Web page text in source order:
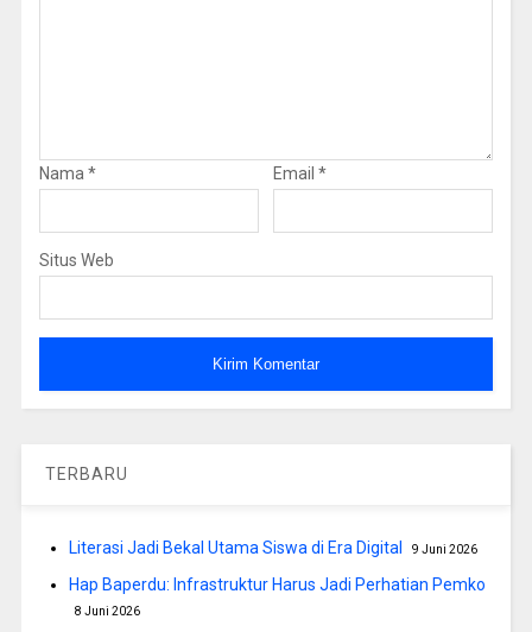
Nama * Email *
Situs Web
TERBARU
Literasi Jadi Bekal Utama Siswa di Era Digital 9 Juni 2026
Hap Baperdu: Infrastruktur Harus Jadi Perhatian Pemko
8 Juni 2026